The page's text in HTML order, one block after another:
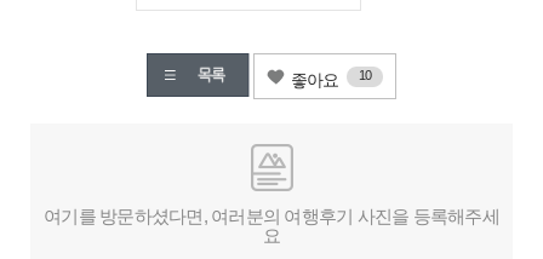
좋아요 10
여기를 방문하셨다면, 여러분의 여행후기 사진을 등록해주세
요